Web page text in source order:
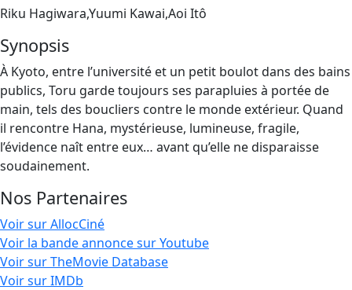
Riku Hagiwara,Yuumi Kawai,Aoi Itô
Synopsis
À Kyoto, entre l’université et un petit boulot dans des bains
publics, Toru garde toujours ses parapluies à portée de
main, tels des boucliers contre le monde extérieur. Quand
il rencontre Hana, mystérieuse, lumineuse, fragile,
l’évidence naît entre eux… avant qu’elle ne disparaisse
soudainement.
Nos Partenaires
Voir sur AllocCiné
Voir la bande annonce sur Youtube
Voir sur TheMovie Database
Voir sur IMDb